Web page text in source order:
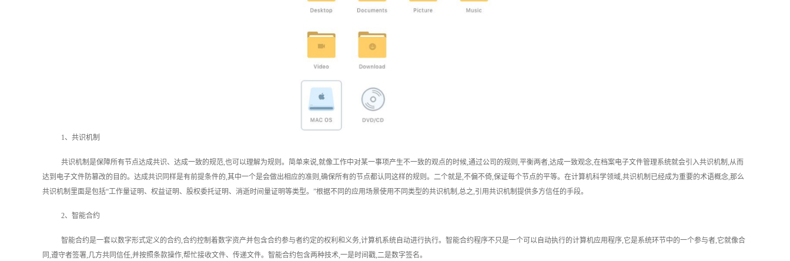
1、共识机制
共识机制是保障所有节点达成共识、达成一致的规范,也可以理解为规则。简单来说,就像工作中对某一事项产生不一致的观点的时候,通过公司的规则,平衡两者,达成一致观念,在档案电子文件管理系统就会引入共识机制,从而
达到电子文件防篡改的目的。达成共识同样是有前提条件的,其中一个是会做出相应的准则,确保所有的节点都认同这样的规则。二个就是,不偏不倚,保证每个节点的平等。在计算机科学领域,共识机制已经成为重要的术语概念,那么
共识机制里面是包括“工作量证明、权益证明、股权委托证明、消逝时间量证明等类型。”根据不同的应用场景使用不同类型的共识机制,总之,引用共识机制提供多方信任的手段。
2、智能合约
智能合约是一套以数字形式定义的合约,合约控制着数字资产并包含合约参与者约定的权利和义务,计算机系统自动进行执行。智能合约程序不只是一个可以自动执行的计算机应用程序,它是系统环节中的一个参与者,它就像合
同,遵守者签署,几方共同信任,并按照条款操作,帮忙接收文件、传递文件。智能合约包含两种技术,一是时间戳,二是数字签名。